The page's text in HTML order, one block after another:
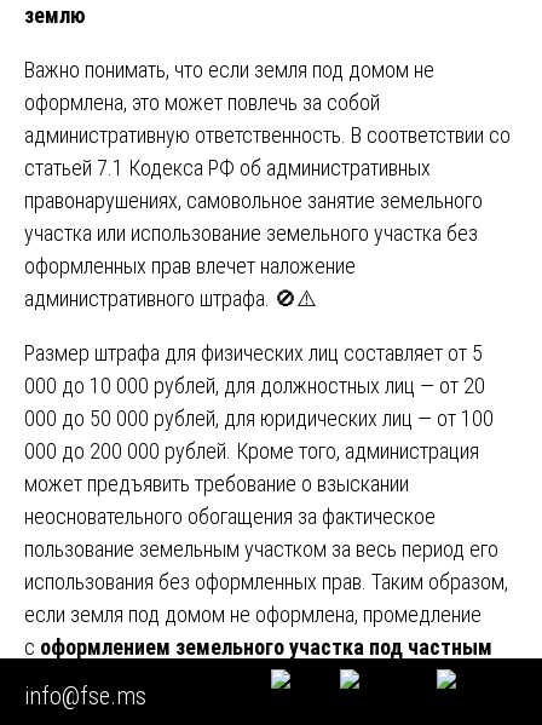
землю
Важно понимать, что если земля под домом не
оформлена, это может повлечь за собой
административную ответственность. В соответствии со
статьей 7.1 Кодекса РФ об административных
правонарушениях, самовольное занятие земельного
участка или использование земельного участка без
оформленных прав влечет наложение
административного штрафа. 🚫⚠️
Размер штрафа для физических лиц составляет от 5
000 до 10 000 рублей, для должностных лиц — от 20
000 до 50 000 рублей, для юридических лиц — от 100
000 до 200 000 рублей. Кроме того, администрация
может предъявить требование о взыскании
неосновательного обогащения за фактическое
пользование земельным участком за весь период его
использования без оформленных прав. Таким образом,
если земля под домом не оформлена, промедление
с оформлением земельного участка под частным
домом может привести к существенным финансовым
потерям. 💰⚠️
info@fse.ms